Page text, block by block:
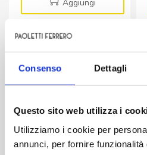
Consenso Dettagli
Questo sito web utilizza i
Utilizziamo i cookie per
annunci, per fornire
250V
16A
Astra
quantità
Aggiungi
MATERIALE ELETTRICO
Frutto Presa Schuko
bipasso 2 Poli 10/16